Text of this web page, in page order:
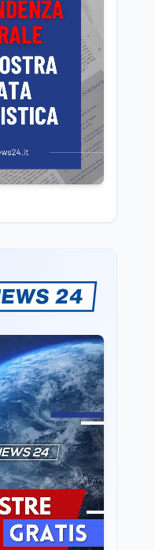
ago
economiche
fino a
ago
in
cosa
di Warburg: il
anti-tumore
ago
che 'vede' i
400 metri di
ago
economiche
fino a
6 ago